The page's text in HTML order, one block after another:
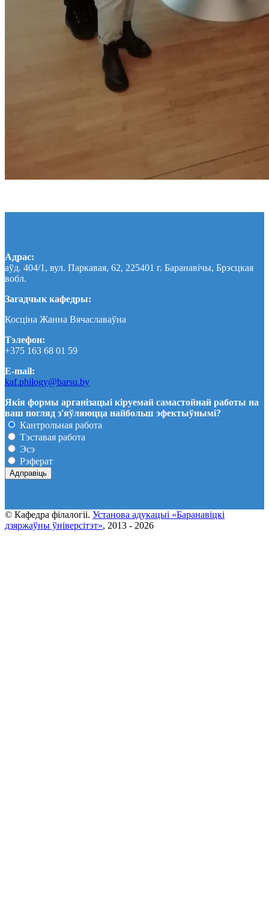
Адрас:
аўд. 404/1, вул. Паркавая, 62, 225401 г. Баранавічы, Брэсцкая
вобл.
Загадчык кафедры:
Косціна Жанна Вячаславаўна
Тэлефон:
+375 163 68 01 59
E-mail:
kaf.philogy@barsu.by
Якія формы арганізацыі кіруемай самастойнай работы на
ваш погляд з'яўляюцца найбольш эфектыўнымі?
Кантрольная работа
Тэставая работа
Эсэ
Рэферат
© Кафедра фiлалогii. Установа адукацыi «Баранавіцкі
дзяржаўны ўніверсітэт», 2013 - 2026